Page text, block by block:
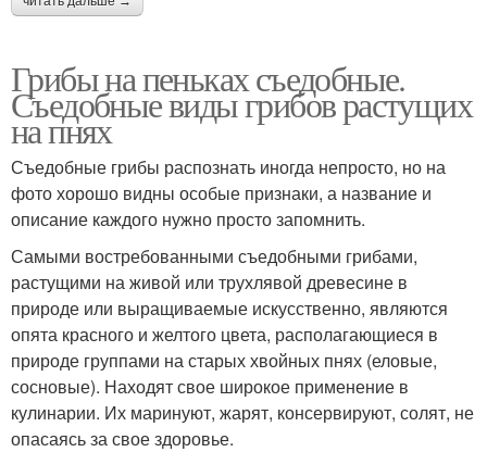
Грибы на пеньках съедобные.
Съедобные виды грибов растущих
на пнях
Съедобные грибы распознать иногда непросто, но на
фото хорошо видны особые признаки, а название и
описание каждого нужно просто запомнить.
Самыми востребованными съедобными грибами,
растущими на живой или трухлявой древесине в
природе или выращиваемые искусственно, являются
опята красного и желтого цвета, располагающиеся в
природе группами на старых хвойных пнях (еловые,
сосновые). Находят свое широкое применение в
кулинарии. Их маринуют, жарят, консервируют, солят, не
опасаясь за свое здоровье.